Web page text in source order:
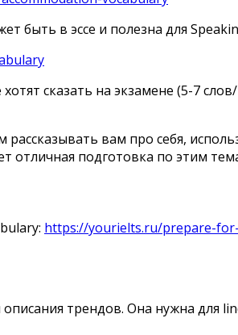
быть в эссе и полезна для
сказать на экзамене (5-7
вам про себя,
подготовка по этим
https://yourielts.ru/prepare-
трендов. Она нужна для